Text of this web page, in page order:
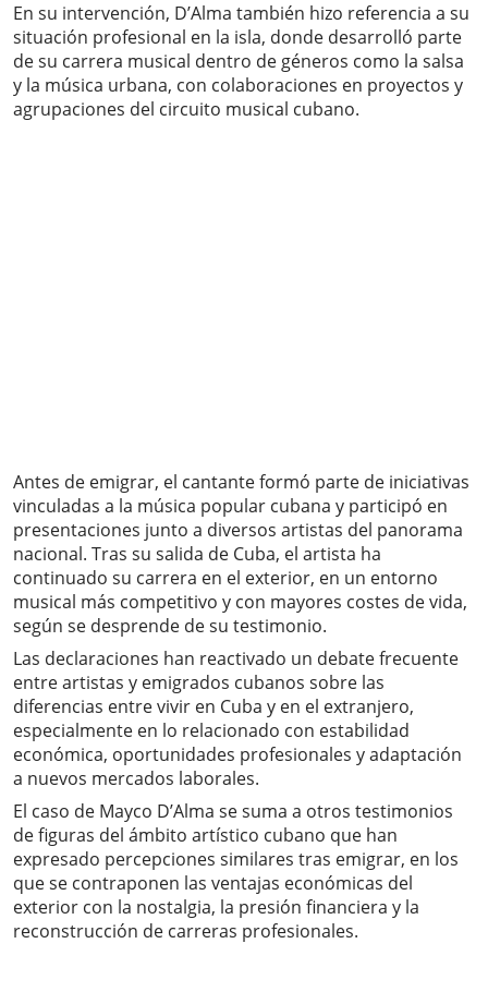
En su intervención, D’Alma también hizo referencia a su
situación profesional en la isla, donde desarrolló parte
de su carrera musical dentro de géneros como la salsa
y la música urbana, con colaboraciones en proyectos y
agrupaciones del circuito musical cubano.
Antes de emigrar, el cantante formó parte de iniciativas
vinculadas a la música popular cubana y participó en
presentaciones junto a diversos artistas del panorama
nacional. Tras su salida de Cuba, el artista ha
continuado su carrera en el exterior, en un entorno
musical más competitivo y con mayores costes de vida,
según se desprende de su testimonio.
Las declaraciones han reactivado un debate frecuente
entre artistas y emigrados cubanos sobre las
diferencias entre vivir en Cuba y en el extranjero,
especialmente en lo relacionado con estabilidad
económica, oportunidades profesionales y adaptación
a nuevos mercados laborales.
El caso de Mayco D’Alma se suma a otros testimonios
de figuras del ámbito artístico cubano que han
expresado percepciones similares tras emigrar, en los
que se contraponen las ventajas económicas del
exterior con la nostalgia, la presión financiera y la
reconstrucción de carreras profesionales.